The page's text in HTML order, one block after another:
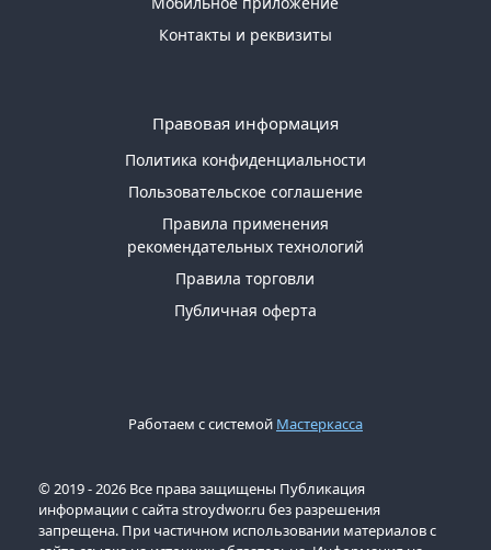
Контакты и реквизиты
Правовая информация
Политика конфиденциальности
Пользовательское соглашение
Правила применения
рекомендательных технологий
Правила торговли
Публичная оферта
Работаем с системой Мастеркасса
© 2019 - 2026 Все права защищены Публикация
информации с сайта stroydwor.ru без разрешения
запрещена. При частичном использовании материалов с